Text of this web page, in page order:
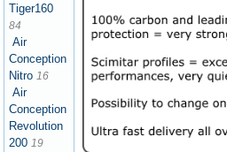
Tiger160
84
Air
Conception
Nitro 16
Air
Conception
Revolution
200 19